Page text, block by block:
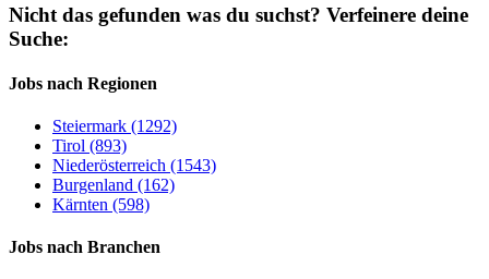
Nicht das gefunden was du suchst? Verfeinere deine
Suche:
Jobs nach Regionen
Steiermark (1292)
Tirol (893)
Niederösterreich (1543)
Burgenland (162)
Kärnten (598)
Jobs nach Branchen